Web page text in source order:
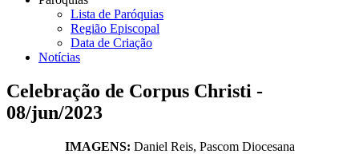
Lista de Paróquias
Região Episcopal
Data de Criação
Notícias
Celebração de Corpus Christi -
08/jun/2023
IMAGENS: Daniel Reis, Pascom Diocesana